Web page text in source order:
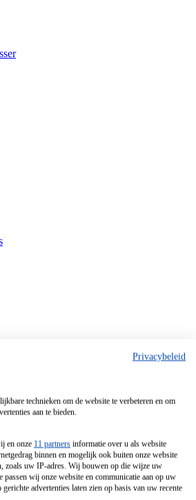
Privacybeleid
technieken om de website te verbeteren en om
aan te bieden.
en onze 11 partners informatie over u als website
binnen en mogelijk ook buiten onze website
zoals uw IP-adres. Wij bouwen op die wijze uw
wij onze website en communicatie aan op uw
advertenties laten zien op basis van uw recente